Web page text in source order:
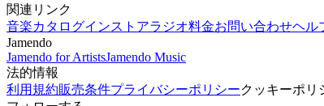
関連リンク
音楽カタログインストアラジオ料金お問い合わせヘル
Jamendo
Jamendo for ArtistsJamendo Music
法的情報
利用規約販売条件プライバシーポリシークッキーポリ